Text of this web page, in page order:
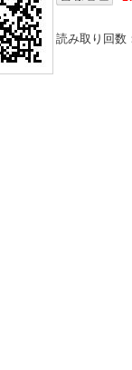
読み取り回数